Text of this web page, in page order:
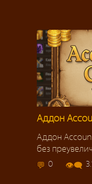
Аддон
Аддон
без
0